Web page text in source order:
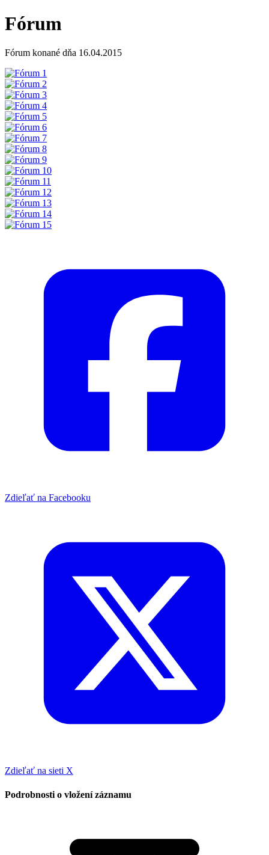
Fórum
Fórum konané dňa 16.04.2015
Zdieľať na Facebooku
Zdieľať na sieti X
Podrobnosti o vložení záznamu